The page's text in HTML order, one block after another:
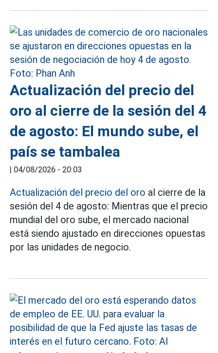
Actualización del precio del
oro al cierre de la sesión del 4
de agosto: El mundo sube, el
país se tambalea
| 04/08/2026 - 20:03
Actualización del precio del oro al cierre de la
sesión del 4 de agosto: Mientras que el precio
mundial del oro sube, el mercado nacional
está siendo ajustado en direcciones opuestas
por las unidades de negocio.